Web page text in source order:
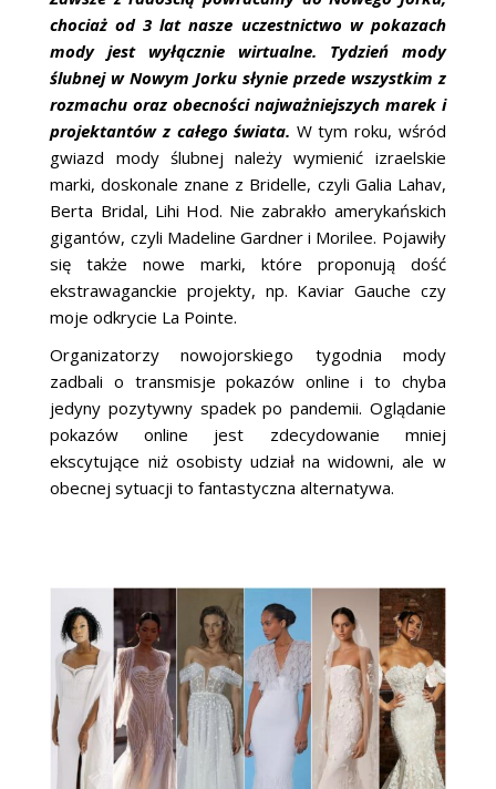
chociaż od 3 lat nasze uczestnictwo w pokazach
mody jest wyłącznie wirtualne. Tydzień mody
ślubnej w Nowym Jorku słynie przede wszystkim z
rozmachu oraz obecności najważniejszych marek i
projektantów z całego świata. W tym roku, wśród
gwiazd mody ślubnej należy wymienić izraelskie
marki, doskonale znane z Bridelle, czyli Galia Lahav,
Berta Bridal, Lihi Hod. Nie zabrakło amerykańskich
gigantów, czyli Madeline Gardner i Morilee. Pojawiły
się także nowe marki, które proponują dość
ekstrawaganckie projekty, np. Kaviar Gauche czy
moje odkrycie La Pointe.
Organizatorzy nowojorskiego tygodnia mody
zadbali o transmisje pokazów online i to chyba
jedyny pozytywny spadek po pandemii. Oglądanie
pokazów online jest zdecydowanie mniej
ekscytujące niż osobisty udział na widowni, ale w
obecnej sytuacji to fantastyczna alternatywa.